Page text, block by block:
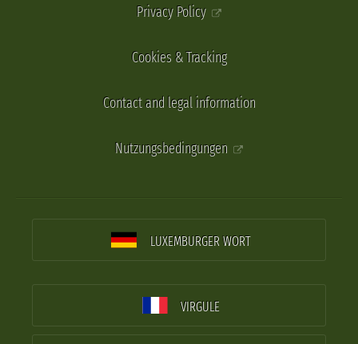
Privacy Policy
Cookies & Tracking
Contact and legal information
Nutzungsbedingungen
LUXEMBURGER WORT
VIRGULE